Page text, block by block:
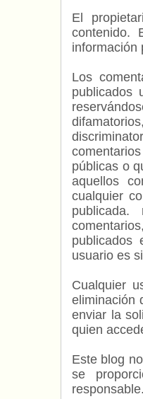
El
contenido.
información
Los
publicados
públicas o
aquellos
cualquier
usuario es
Cualquier
eliminación
enviar la
quien
Este blog
se